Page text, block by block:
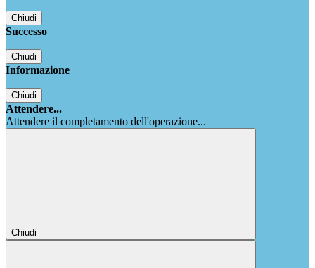
Chiudi
Successo
Chiudi
Informazione
Chiudi
Attendere...
Attendere il completamento dell'operazione...
Chiudi